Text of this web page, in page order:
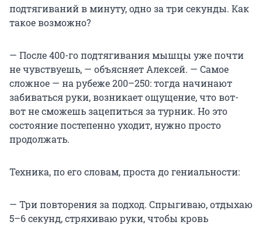
подтягиваний в минуту, одно за три секунды. Как
такое возможно?
— После 400-го подтягивания мышцы уже почти
не чувствуешь, — объясняет Алексей. — Самое
сложное — на рубеже 200–250: тогда начинают
забиваться руки, возникает ощущение, что вот-
вот не сможешь зацепиться за турник. Но это
состояние постепенно уходит, нужно просто
продолжать.
Техника, по его словам, проста до гениальности:
— Три повторения за подход. Спрыгиваю, отдыхаю
5–6 секунд, стряхиваю руки, чтобы кровь